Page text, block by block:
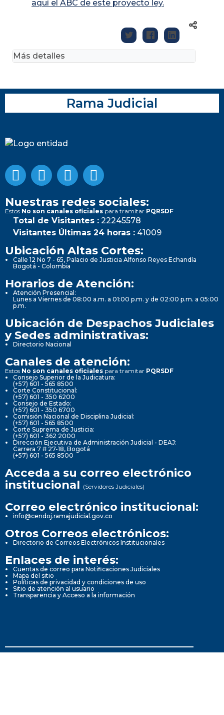
aquí el ABC de este proyecto ley.
Más detalles
Rama Judicial
Nuestras redes sociales:
Estos No son canales oficiales para tramitar PQRSDF
Total de Visitantes : 22245578
Visitantes Últimas 24 horas : 41009
Ubicación Altas Cortes:
Calle 12 No 7 - 65, Palacio de Justicia Alfonso Reyes Echandía
Bogotá - Colombia
Horarios de Atención:
Atención Presencial:
Lunes a Viernes de 08:00 a.m. a 01:00 p.m. y de 02:00 p.m. a 05:00
p.m.
Ubicación de Despachos Judiciales
y Sedes administrativas:
Directorio Nacional
Canales de atención:
Estos No son canales oficiales para tramitar PQRSDF
Consejo Superior de la Judicatura:
(+57) 601 - 565 8500
Corte Constitucional:
(+57) 601 - 350 6200
Consejo de Estado:
(+57) 601 - 350 6700
Comisión Nacional de Disciplina Judicial:
(+57) 601 - 565 8500
Corte Suprema de Justicia:
(+57) 601 - 362 2000
Dirección Ejecutiva de Administración Judicial - DEAJ:
Carrera 7 # 27-18, Bogotá
(+57) 601 - 565 8500
Acceda a su correo electrónico
institucional (Servidores Judiciales)
Correo electrónico institucional:
info@cendoj.ramajudicial.gov.co
Otros Correos electrónicos:
Directorio de Correos Electrónicos Institucionales
Enlaces de interés:
Cuentas de correo para Notificaciones Judiciales
Mapa del sitio
Políticas de privacidad y condiciones de uso
Sitio de atención al usuario
Transparencia y Acceso a la información